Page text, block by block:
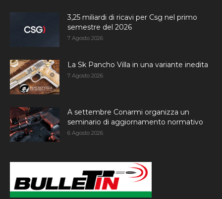
3,25 miliardi di ricavi per Csg nel primo
semestre del 2026
7 Agosto 2026
La Sk Pancho Villa in una variante inedita
7 Agosto 2026
A settembre Conarmi organizza un
seminario di aggiornamento normativo
6 Agosto 2026